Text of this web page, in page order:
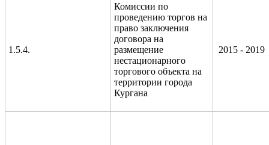
1.5.4.
Комиссии по
проведению торгов на
право заключения
договора на
размещение
нестационарного
торгового объекта на
территории города
Кургана
2015 - 2019